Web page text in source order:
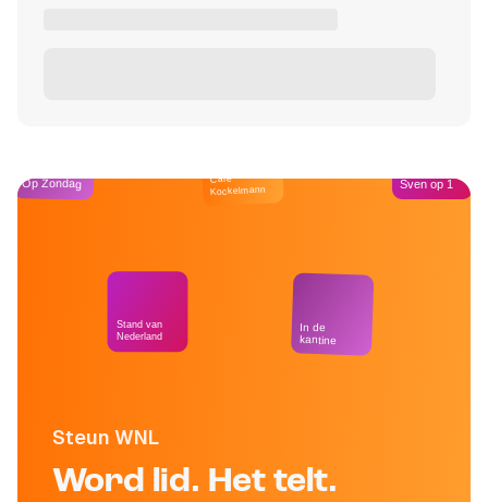
Steun WNL
Word lid. Het telt.
Op Zondag
Stand van
Nederland
Café
Kockelmann
In de
kantine
Sven op 1